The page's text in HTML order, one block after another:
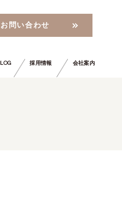
問い合わせ
採用情報 会社案内